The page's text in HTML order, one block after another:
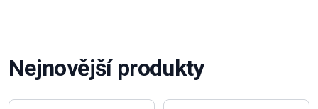
Nejnovější produkty